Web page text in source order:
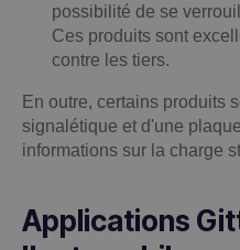
possibilité de se
Ces produits sont
contre les tiers.
En outre, certains produits
signalétique et d'une
informations sur la charge
Applications